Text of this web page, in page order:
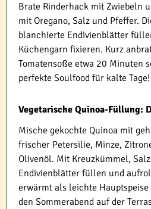
Brate Rinderhack mit Zwiebeln
mit Oregano, Salz und Pfeffer.
blanchierte Endivienblätter
Küchengarn fixieren. Kurz
Tomatensoße etwa 20 Minuten
perfekte Soulfood für kalte Tage!
Vegetarische Quinoa-Füllung:
Mische gekochte Quinoa mit
frischer Petersilie, Minze,
Olivenöl. Mit Kreuzkümmel,
Endivienblätter füllen und
erwärmt als leichte
den Sommerabend auf der